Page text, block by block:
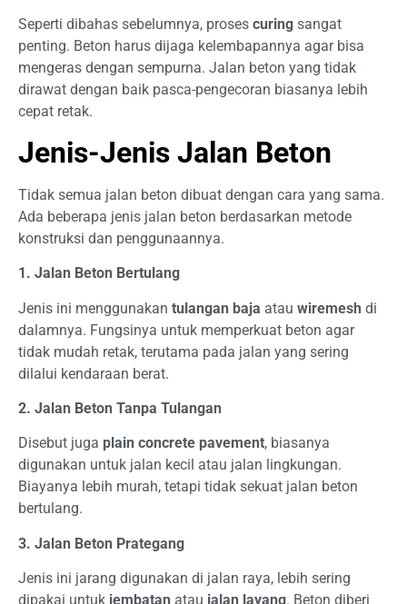
Seperti dibahas sebelumnya, proses curing sangat
penting. Beton harus dijaga kelembapannya agar bisa
mengeras dengan sempurna. Jalan beton yang tidak
dirawat dengan baik pasca-pengecoran biasanya lebih
cepat retak.
Jenis-Jenis Jalan Beton
Tidak semua jalan beton dibuat dengan cara yang sama.
Ada beberapa jenis jalan beton berdasarkan metode
konstruksi dan penggunaannya.
1. Jalan Beton Bertulang
Jenis ini menggunakan tulangan baja atau wiremesh di
dalamnya. Fungsinya untuk memperkuat beton agar
tidak mudah retak, terutama pada jalan yang sering
dilalui kendaraan berat.
2. Jalan Beton Tanpa Tulangan
Disebut juga plain concrete pavement, biasanya
digunakan untuk jalan kecil atau jalan lingkungan.
Biayanya lebih murah, tetapi tidak sekuat jalan beton
bertulang.
3. Jalan Beton Prategang
Jenis ini jarang digunakan di jalan raya, lebih sering
dipakai untuk jembatan atau jalan layang. Beton diberi